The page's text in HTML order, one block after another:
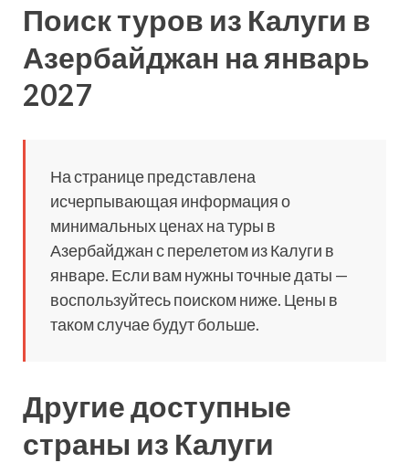
Поиск туров из Калуги в
Азербайджан на январь
2027
На странице представлена
исчерпывающая информация о
минимальных ценах на туры в
Азербайджан с перелетом из Калуги в
январе. Если вам нужны точные даты —
воспользуйтесь поиском ниже. Цены в
таком случае будут больше.
Другие доступные
страны из Калуги